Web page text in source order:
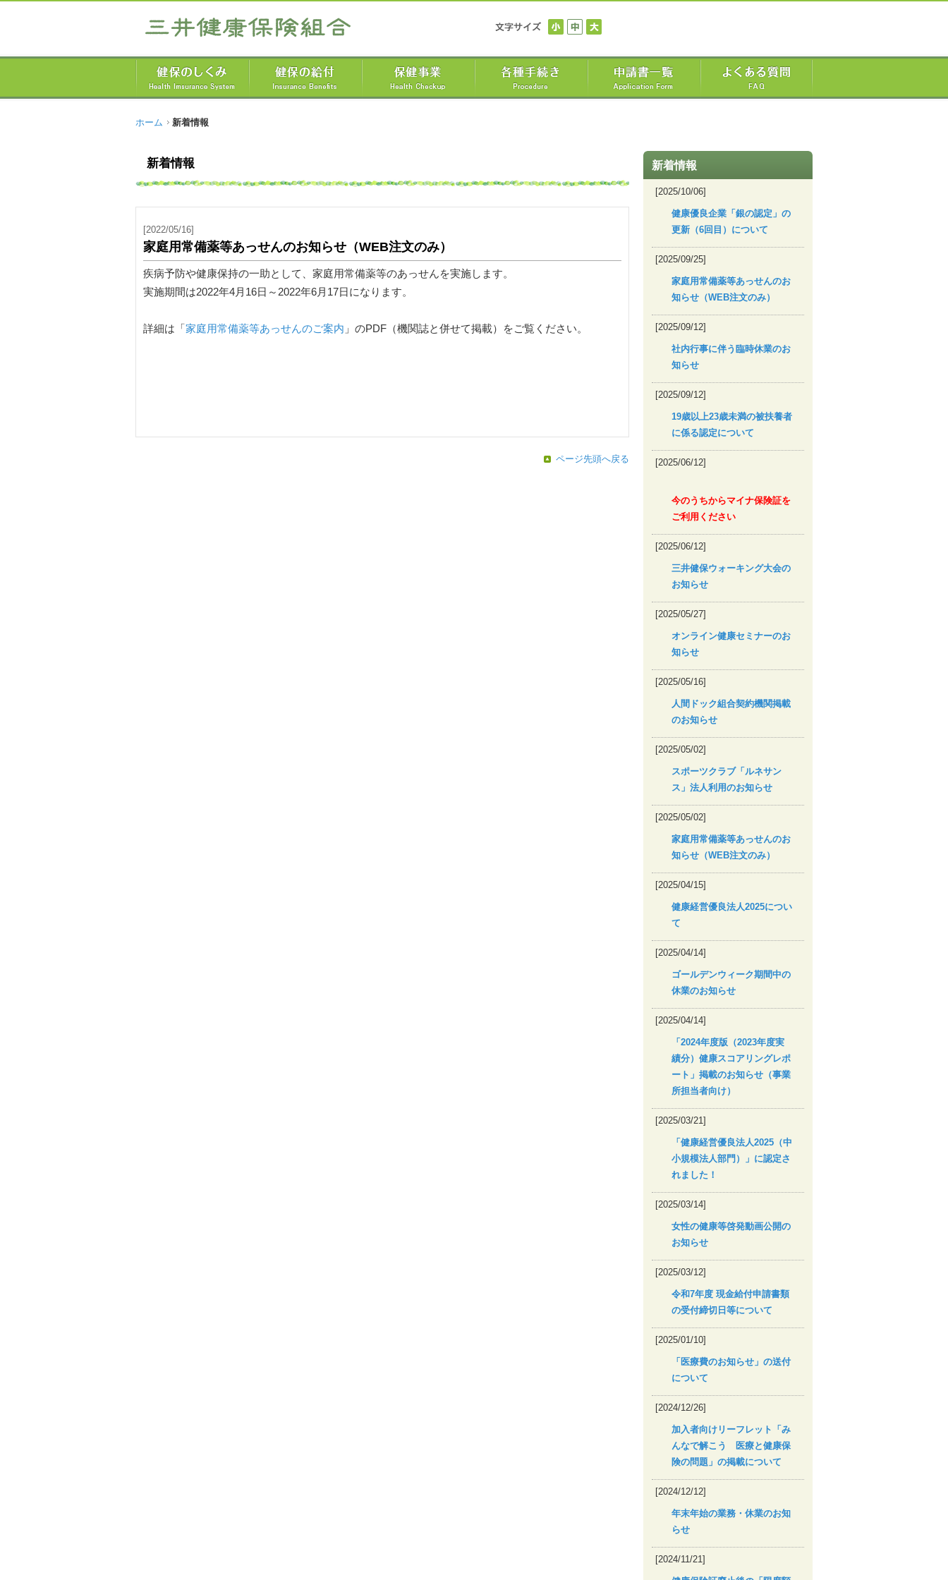
ホーム 新着情報
新着情報
[2022/05/16]
家庭用常備薬等あっせんのお知らせ（WEB注文のみ）
疾病予防や健康保持の一助として、家庭用常備薬等のあっせんを実施します。
実施期間は2022年4月16日～2022年6月17日になります。
詳細は「 家庭用常備薬等あっせんのご案内 」のPDF（機関誌と併せて掲載）をご覧ください。
ページ先頭へ戻る
新着情報
[2025/10/06]
健康優良企業「銀の認定」の
更新（6回目）について
[2025/09/25]
家庭用常備薬等あっせんのお
知らせ（WEB注文のみ）
[2025/09/12]
社内行事に伴う臨時休業のお
知らせ
[2025/09/12]
19歳以上23歳未満の被扶養者
に係る認定について
[2025/06/12]
今のうちからマイナ保険証を
ご利用ください
[2025/06/12]
三井健保ウォーキング大会の
お知らせ
[2025/05/27]
オンライン健康セミナーのお
知らせ
[2025/05/16]
人間ドック組合契約機関掲載
のお知らせ
[2025/05/02]
スポーツクラブ「ルネサン
ス」法人利用のお知らせ
[2025/05/02]
家庭用常備薬等あっせんのお
知らせ（WEB注文のみ）
[2025/04/15]
健康経営優良法人2025につい
て
[2025/04/14]
ゴールデンウィーク期間中の
休業のお知らせ
[2025/04/14]
「2024年度版（2023年度実
績分）健康スコアリングレポ
ート」掲載のお知らせ（事業
所担当者向け）
[2025/03/21]
「健康経営優良法人2025（中
小規模法人部門）」に認定さ
れました！
[2025/03/14]
女性の健康等啓発動画公開の
お知らせ
[2025/03/12]
令和7年度 現金給付申請書類
の受付締切日等について
[2025/01/10]
「医療費のお知らせ」の送付
について
[2024/12/26]
加入者向けリーフレット「み
んなで解こう 医療と健康保
険の問題」の掲載について
[2024/12/12]
年末年始の業務・休業のお知
らせ
[2024/11/21]